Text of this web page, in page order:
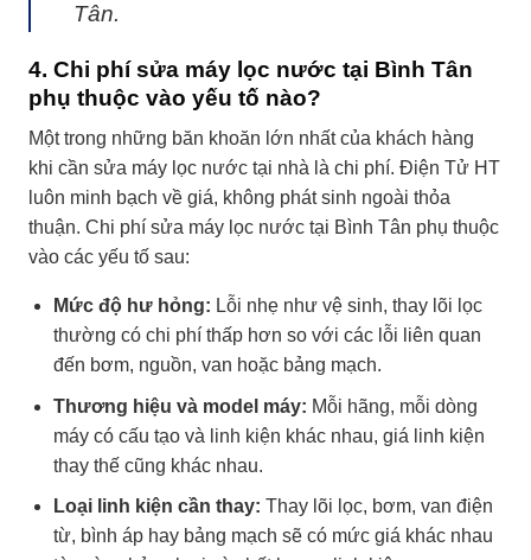
Tân.
4. Chi phí sửa máy lọc nước tại Bình Tân
phụ thuộc vào yếu tố nào?
Một trong những băn khoăn lớn nhất của khách hàng
khi cần sửa máy lọc nước tại nhà là chi phí. Điện Tử HT
luôn minh bạch về giá, không phát sinh ngoài thỏa
thuận. Chi phí sửa máy lọc nước tại Bình Tân phụ thuộc
vào các yếu tố sau:
Mức độ hư hỏng: Lỗi nhẹ như vệ sinh, thay lõi lọc
thường có chi phí thấp hơn so với các lỗi liên quan
đến bơm, nguồn, van hoặc bảng mạch.
Thương hiệu và model máy: Mỗi hãng, mỗi dòng
máy có cấu tạo và linh kiện khác nhau, giá linh kiện
thay thế cũng khác nhau.
Loại linh kiện cần thay: Thay lõi lọc, bơm, van điện
từ, bình áp hay bảng mạch sẽ có mức giá khác nhau